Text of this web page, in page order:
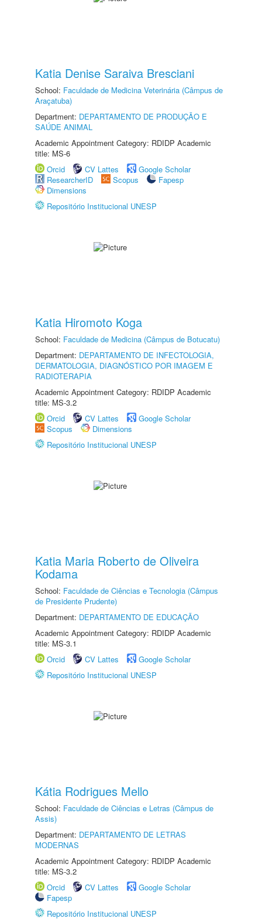
Katia Denise Saraiva Bresciani
School: Faculdade de Medicina Veterinária (Câmpus de
Araçatuba)
Department: DEPARTAMENTO DE PRODUÇÃO E
SAÚDE ANIMAL
Academic Appointment Category: RDIDP Academic
title: MS-6
Orcid
CV Lattes
Google Scholar
ResearcherID
Scopus
Fapesp
Dimensions
Repositório Institucional UNESP
Katia Hiromoto Koga
School: Faculdade de Medicina (Câmpus de Botucatu)
Department: DEPARTAMENTO DE INFECTOLOGIA,
DERMATOLOGIA, DIAGNÓSTICO POR IMAGEM E
RADIOTERAPIA
Academic Appointment Category: RDIDP Academic
title: MS-3.2
Orcid
CV Lattes
Google Scholar
Scopus
Dimensions
Repositório Institucional UNESP
Katia Maria Roberto de Oliveira
Kodama
School: Faculdade de Ciências e Tecnologia (Câmpus
de Presidente Prudente)
Department: DEPARTAMENTO DE EDUCAÇÃO
Academic Appointment Category: RDIDP Academic
title: MS-3.1
Orcid
CV Lattes
Google Scholar
Repositório Institucional UNESP
Kátia Rodrigues Mello
School: Faculdade de Ciências e Letras (Câmpus de
Assis)
Department: DEPARTAMENTO DE LETRAS
MODERNAS
Academic Appointment Category: RDIDP Academic
title: MS-3.2
Orcid
CV Lattes
Google Scholar
Fapesp
Repositório Institucional UNESP